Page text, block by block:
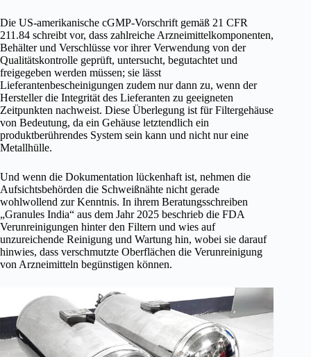
Die US-amerikanische cGMP-Vorschrift gemäß 21 CFR
211.84 schreibt vor, dass zahlreiche Arzneimittelkomponenten,
Behälter und Verschlüsse vor ihrer Verwendung von der
Qualitätskontrolle geprüft, untersucht, begutachtet und
freigegeben werden müssen; sie lässt
Lieferantenbescheinigungen zudem nur dann zu, wenn der
Hersteller die Integrität des Lieferanten zu geeigneten
Zeitpunkten nachweist. Diese Überlegung ist für Filtergehäuse
von Bedeutung, da ein Gehäuse letztendlich ein
produktberührendes System sein kann und nicht nur eine
Metallhülle.
Und wenn die Dokumentation lückenhaft ist, nehmen die
Aufsichtsbehörden die Schweißnähte nicht gerade
wohlwollend zur Kenntnis. In ihrem Beratungsschreiben
„Granules India“ aus dem Jahr 2025 beschrieb die FDA
Verunreinigungen hinter den Filtern und wies auf
unzureichende Reinigung und Wartung hin, wobei sie darauf
hinwies, dass verschmutzte Oberflächen die Verunreinigung
von Arzneimitteln begünstigen können.